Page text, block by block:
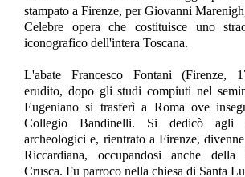
stampato a Firenze, per Giovanni
Celebre opera che costituisce uno
iconografico dell'intera Toscana.
L'abate Francesco Fontani (Firenze,
erudito, dopo gli studi compiuti nel
Eugeniano si trasferì a Roma ove
Collegio Bandinelli. Si dedicò agli
archeologici e, rientrato a Firenze,
Riccardiana, occupandosi anche della
Crusca. Fu parroco nella chiesa di Santa